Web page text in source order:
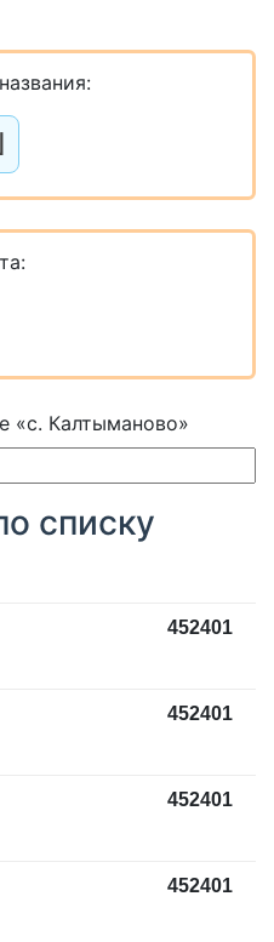
«с. Калтыманово»
списку
452401
452401
452401
452401